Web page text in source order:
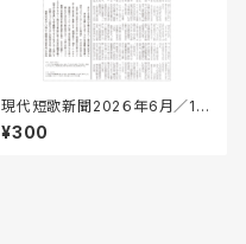
現代短歌新聞202６年6月／17
1号
¥300